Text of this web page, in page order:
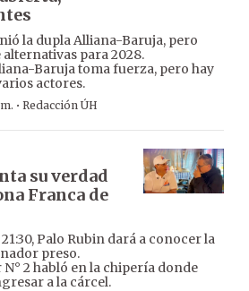
la dupla Alliana-Baruja, pero
para 2028.
Baruja toma fuerza, pero hay
actores.
· Redacción ÚH
su verdad
Franca de
Palo Rubin dará a conocer la
preso.
2 habló en la chipería donde
a la cárcel.